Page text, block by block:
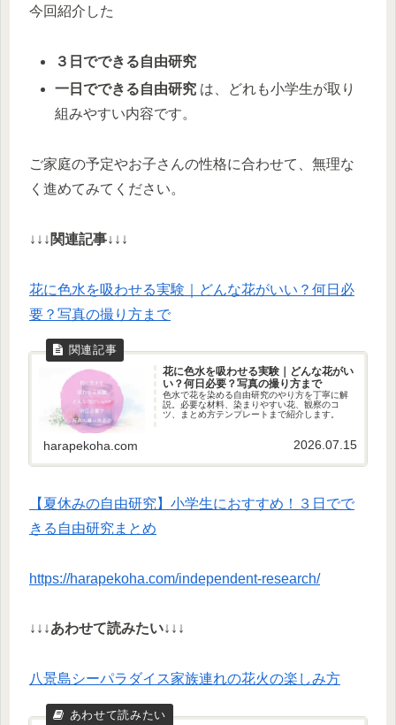
今回紹介した
３日でできる自由研究
一日でできる自由研究 は、どれも小学生が取り
組みやすい内容です。
ご家庭の予定やお子さんの性格に合わせて、無理な
く進めてみてください。
↓↓↓ 関連記事↓ ↓↓
花に色水を吸わせる実験｜どんな花がいい？何日必
要？写真の撮り方まで
花に色水を吸わせる実験｜どんな花がい
い？何日必要？写真の撮り方まで
色水で花を染める自由研究のやり方を丁寧に解
説。必要な材料、染まりやすい花、観察のコ
ツ、まとめ方テンプレートまで紹介します。
harapekoha.com 2026.07.15
【夏休みの自由研究】小学生におすすめ！３日でで
きる自由研究まとめ
https://harapekoha.com/independent-research/
↓↓↓あわせて読みたい↓↓↓
八景島シーパラダイス家族連れの花火の楽しみ方